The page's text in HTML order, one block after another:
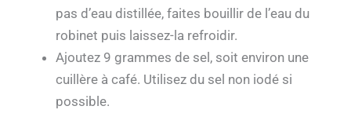
pas d’eau distillée, faites bouillir de l’eau du
robinet puis laissez-la refroidir.
Ajoutez 9 grammes de sel, soit environ une
cuillère à café. Utilisez du sel non iodé si
possible.